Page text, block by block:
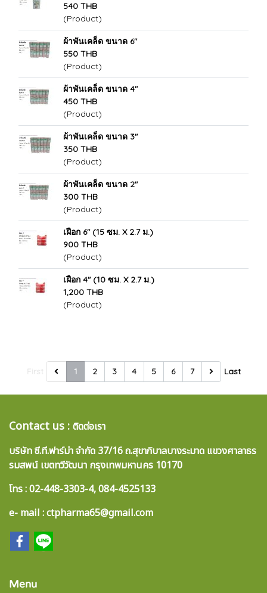
540 THB
(Product)
ผ้าพันเคล็ด ขนาด 6"
550 THB
(Product)
ผ้าพันเคล็ด ขนาด 4"
450 THB
(Product)
ผ้าพันเคล็ด ขนาด 3"
350 THB
(Product)
ผ้าพันเคล็ด ขนาด 2"
300 THB
(Product)
เฝือก 6" (15 ซม. X 2.7 ม.)
900 THB
(Product)
เฝือก 4" (10 ซม. X 2.7 ม.)
1,200 THB
(Product)
1 2 3 4 5 6 7 Last
Contact us : ติดต่อเรา
บริษัท ซี.ที.ฟาร์ม่า จำกัด 37/16 ถ.สุขาภิบาลบางระมาด แขวงศาลาธร
รมสพน์ เขตทวีวัฒนา กรุงเทพมหานคร 10170
โทร : 02-448-3303-4, 084-4525133
e- mail : ctpharma65@gmail.com
Menu